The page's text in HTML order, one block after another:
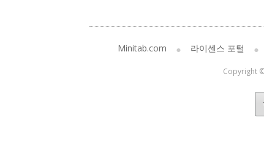
Minitab.com 라이센스 포털
Copyright